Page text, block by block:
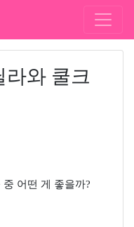
라와 쿨크
어떤 게 좋을까?